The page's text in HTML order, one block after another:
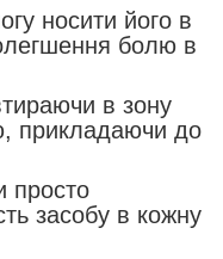
носити його в
болю в
в зону
прикладаючи до
просто
засобу в кожну